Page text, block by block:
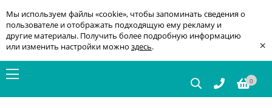
Мы используем файлы «cookie», чтобы запоминать сведения о
пользователе и отображать подходящую ему рекламу и
другие материалы. Получить более подробную информацию
или изменить настройки можно здесь. ×
0